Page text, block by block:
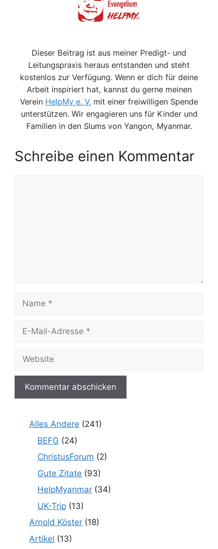
Dieser Beitrag ist aus meiner Predigt- und
Leitungspraxis heraus entstanden und steht
kostenlos zur Verfügung. Wenn er dich für deine
Arbeit inspiriert hat, kannst du gerne meinen
Verein HelpMy e. V. mit einer freiwilligen Spende
unterstützen. Wir engagieren uns für Kinder und
Familien in den Slums von Yangon, Myanmar.
Schreibe einen Kommentar
Name
Website
Alles Andere (241)
BEFG (24)
ChristusForum (2)
Gute Zitate (93)
HelpMyanmar (34)
UK-Trip (13)
Arnold Köster (18)
Artikel (13)